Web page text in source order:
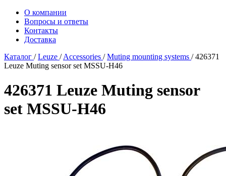
О компании
Вопросы и ответы
Контакты
Доставка
Каталог /Leuze /Accessories /Muting mounting systems /426371
Leuze Muting sensor set MSSU-H46
426371 Leuze Muting sensor
set MSSU-H46